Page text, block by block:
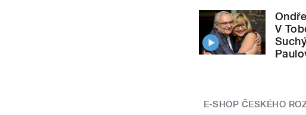
V
E-SHOP ČESKÉHO